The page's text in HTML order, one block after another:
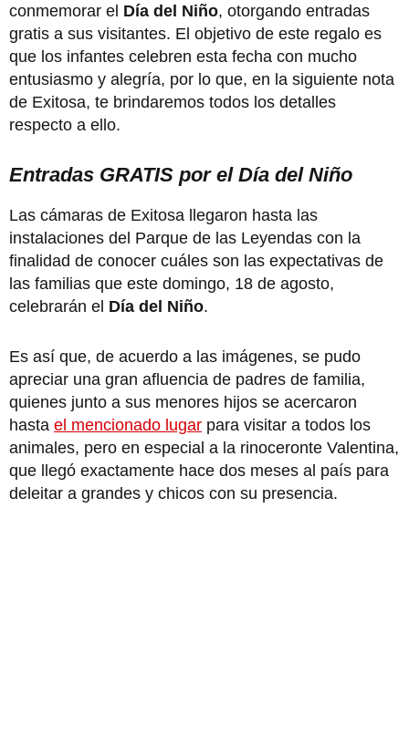
conmemorar el Día del Niño, otorgando entradas
gratis a sus visitantes. El objetivo de este regalo es
que los infantes celebren esta fecha con mucho
entusiasmo y alegría, por lo que, en la siguiente nota
de Exitosa, te brindaremos todos los detalles
respecto a ello.
Entradas GRATIS por el Día del Niño
Las cámaras de Exitosa llegaron hasta las
instalaciones del Parque de las Leyendas con la
finalidad de conocer cuáles son las expectativas de
las familias que este domingo, 18 de agosto,
celebrarán el Día del Niño.
Es así que, de acuerdo a las imágenes, se pudo
apreciar una gran afluencia de padres de familia,
quienes junto a sus menores hijos se acercaron
hasta el mencionado lugar para visitar a todos los
animales, pero en especial a la rinoceronte Valentina,
que llegó exactamente hace dos meses al país para
deleitar a grandes y chicos con su presencia.